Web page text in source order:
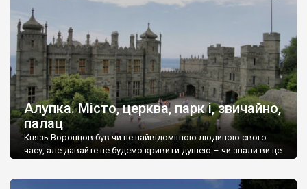
Алупка. Місто, церква, парк і, звичайно,
палац
Князь Воронцов був чи не найвідомішою людиною свого
часу, але давайте не будемо кривити душею – чи знали ви це